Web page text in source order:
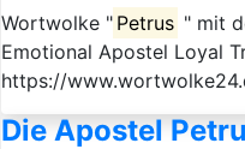
Wortwolke " Petrus " mit
Emotional Apostel Loyal
https://
Die Apostel